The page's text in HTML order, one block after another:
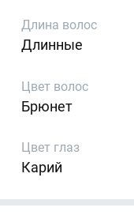
Длина волос
Длинные
Цвет волос
Брюнет
Цвет глаз
Карий